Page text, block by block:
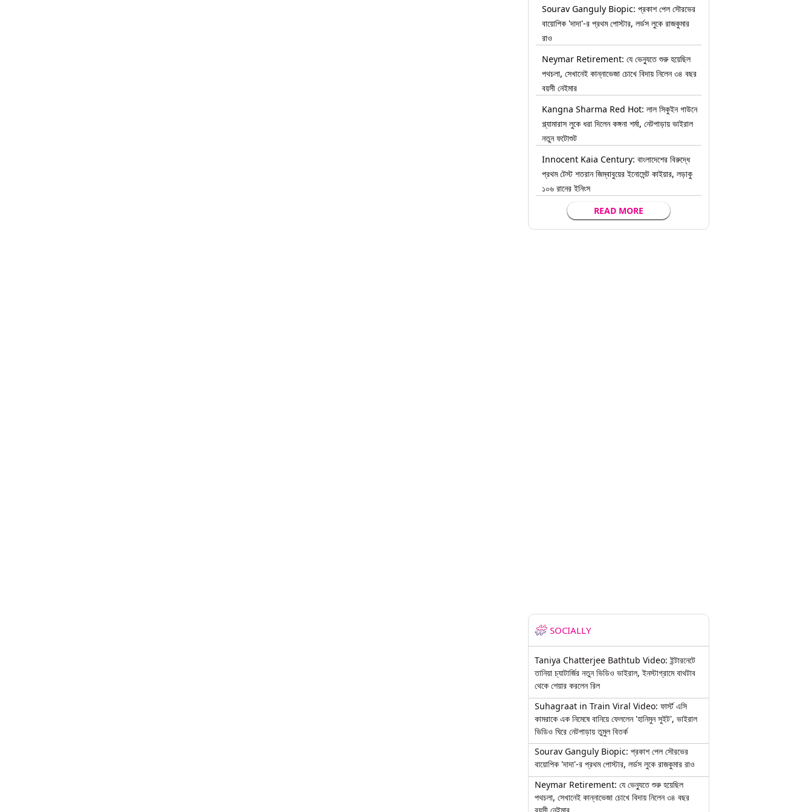
Sourav Ganguly Biopic: প্রকাশ পেল সৌরভের
বায়োপিক 'দাদা'-র প্রথম পোস্টার, লর্ডস লুকে রাজকুমার
রাও
Neymar Retirement: যে ভেন্যুতে শুরু হয়েছিল
পথচলা, সেখানেই কান্নাভেজা চোখে বিদায় নিলেন ৩৪ বছর
বয়সী নেইমার
Kangna Sharma Red Hot: লাল সিকুইন গাউনে
গ্ল্যামারাস লুকে ধরা দিলেন কঙ্গনা শর্মা, নেটপাড়ায় ভাইরাল
নতুন ফটোশুট
Innocent Kaia Century: বাংলাদেশের বিরুদ্ধে
প্রথম টেস্ট শতরান জিম্বাবুয়ের ইনোসেন্ট কাইয়ার, লড়াকু
১০৬ রানের ইনিংস
READ MORE
SOCIALLY
Taniya Chatterjee Bathtub Video: ইন্টারনেটে
তানিয়া চ্যাটার্জির নতুন ভিডিও ভাইরাল, ইনস্টাগ্রামে বাথটাব
থেকে শেয়ার করলেন রিল
Suhagraat in Train Viral Video: ফার্স্ট এসি
কামরাকে এক নিমেষে বানিয়ে ফেললেন 'হানিমুন সুইট', ভাইরাল
ভিডিও ঘিরে নেটপাড়ায় তুমুল বিতর্ক
Sourav Ganguly Biopic: প্রকাশ পেল সৌরভের
বায়োপিক 'দাদা'-র প্রথম পোস্টার, লর্ডস লুকে রাজকুমার রাও
Neymar Retirement: যে ভেন্যুতে শুরু হয়েছিল
পথচলা, সেখানেই কান্নাভেজা চোখে বিদায় নিলেন ৩৪ বছর
বয়সী নেইমার